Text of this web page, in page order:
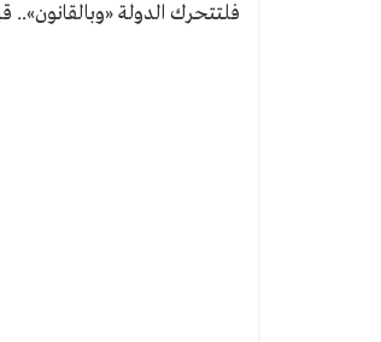
فلتتحرك الدولة